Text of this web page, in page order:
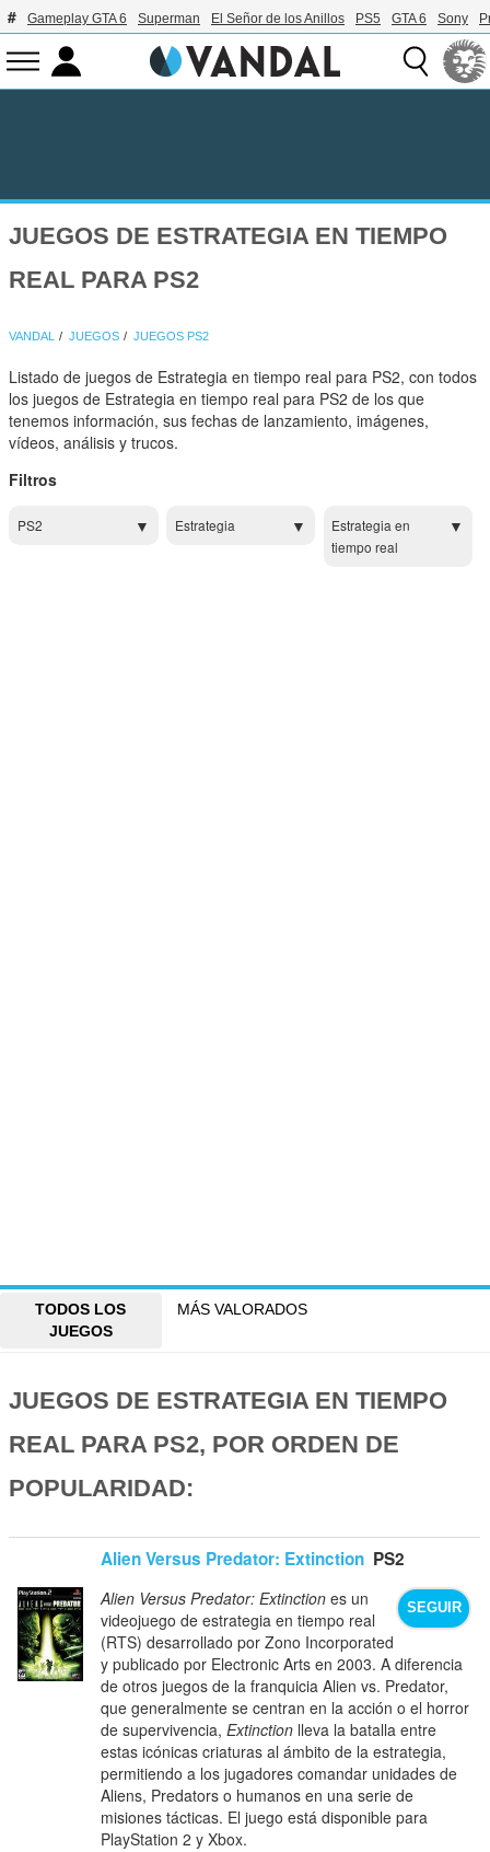
Gameplay GTA 6 Superman El Señor de los Anillos PS5 GTA 6 Sony
JUEGOS DE ESTRATEGIA EN TIEMPO
REAL PARA PS2
VANDAL JUEGOS JUEGOS PS2
Listado de juegos de Estrategia en tiempo real para PS2, con todos
los juegos de Estrategia en tiempo real para PS2 de los que
tenemos información, sus fechas de lanzamiento, imágenes,
vídeos, análisis y trucos.
Filtros
PS2 Estrategia
Estrategia en
tiempo real
TODOS LOS
JUEGOS
MÁS VALORADOS
JUEGOS DE ESTRATEGIA EN TIEMPO
REAL PARA PS2, POR ORDEN DE
POPULARIDAD:
Alien Versus Predator: Extinction PS2
SEGUIR
Alien Versus Predator: Extinction es un
videojuego de estrategia en tiempo real
(RTS) desarrollado por Zono Incorporated
y publicado por Electronic Arts en 2003. A diferencia
de otros juegos de la franquicia Alien vs. Predator,
que generalmente se centran en la acción o el horror
de supervivencia,Extinction lleva la batalla entre
estas icónicas criaturas al ámbito de la estrategia,
permitiendo a los jugadores comandar unidades de
Aliens, Predators o humanos en una serie de
misiones tácticas. El juego está disponible para
PlayStation 2 y Xbox.